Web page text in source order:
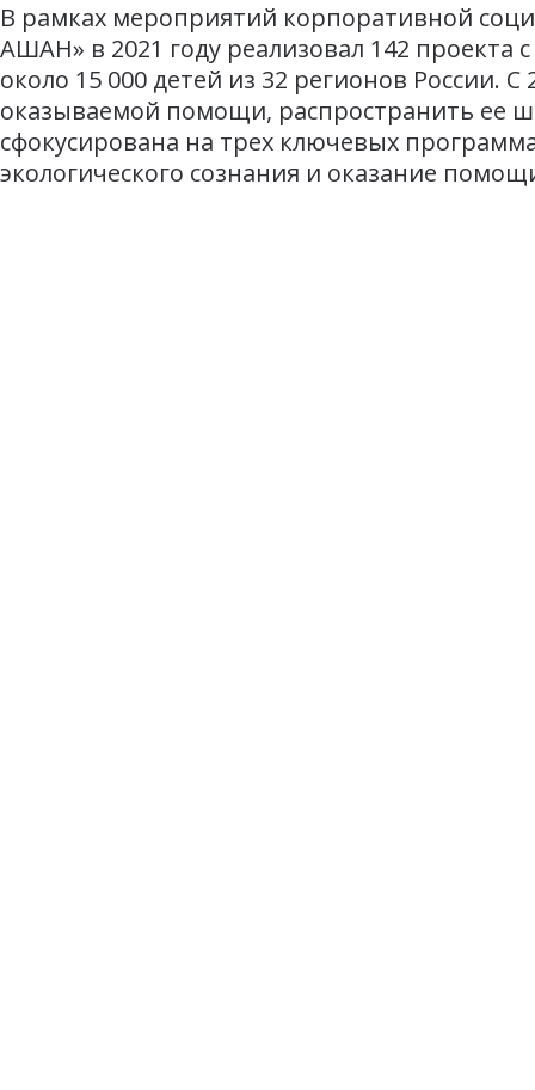
В рамках мероприятий корпоративной
АШАН» в 2021 году реализовал 142
около 15 000 детей из 32 регионов России.
оказываемой помощи, распространить ее
сфокусирована на трех ключевых
экологического сознания и оказание